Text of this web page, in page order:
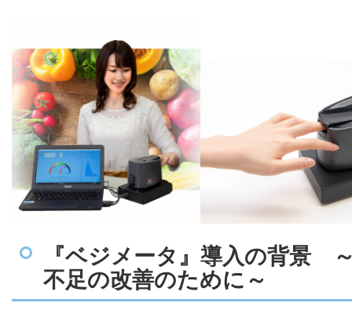
『ベジメータ』導入の背景
不足の改善のために～